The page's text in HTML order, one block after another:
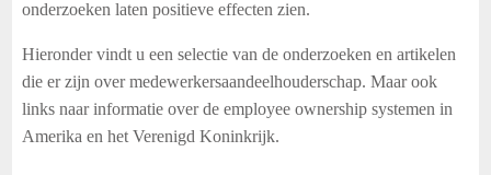
onderzoeken laten positieve effecten zien.
Hieronder vindt u een selectie van de onderzoeken en artikelen
die er zijn over medewerkersaandeelhouderschap. Maar ook
links naar informatie over de employee ownership systemen in
Amerika en het Verenigd Koninkrijk.